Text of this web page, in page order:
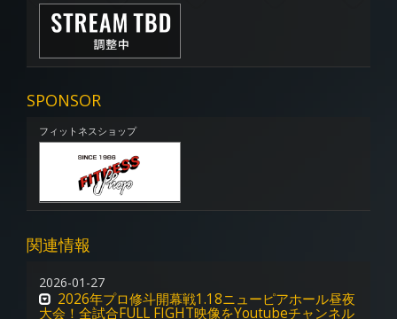
SPONSOR
フィットネスショップ
関連情報
2026-01-27
2026年プロ修斗開幕戦1.18ニューピアホール昼夜
大会！全試合FULL FIGHT映像をYoutubeチャンネル